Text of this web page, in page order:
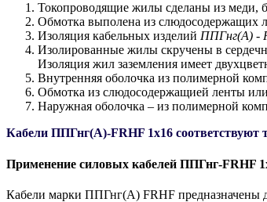
Токопроводящие жилы сделаны из меди,
Обмотка выполена из слюдосодержащиx
Изоляция кабельных изделий ППГнг(А) -
Изолированные жилы скручены в
Изоляция жил заземления имеет
Внутренняя оболочка из полимерной
Обмотка из слюдосодержащией ленты
Наружная оболочка – из полимерной
Кабели ППГнг(А)-FRHF 1х16
Применение силовых кабелей ППГнг-FRHF
Кабели марки ППГнг(А) FRHF предназначены